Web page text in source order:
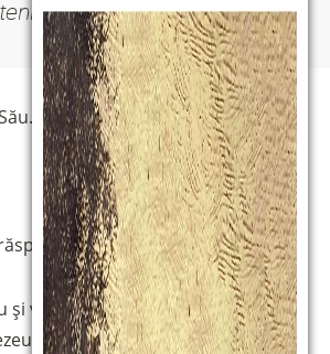
14:26
invitației Sale.
și vesel, după stilul reînnoirii
și vocea tuturor celor prezenți,